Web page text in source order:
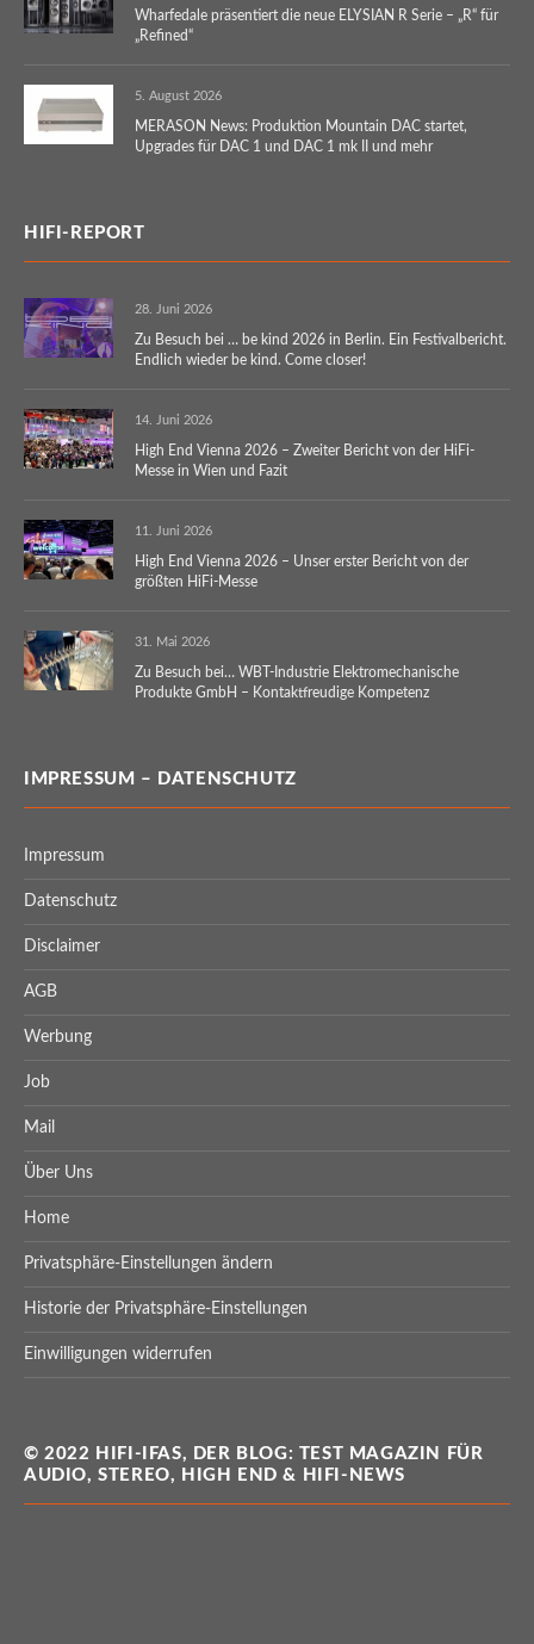
Wharfedale präsentiert die neue ELYSIAN R Serie – „R“ für
„Refined“
5. August 2026
MERASON News: Produktion Mountain DAC startet,
Upgrades für DAC 1 und DAC 1 mk II und mehr
HIFI-REPORT
28. Juni 2026
Zu Besuch bei … be kind 2026 in Berlin. Ein Festivalbericht.
Endlich wieder be kind. Come closer!
14. Juni 2026
High End Vienna 2026 – Zweiter Bericht von der HiFi-
Messe in Wien und Fazit
11. Juni 2026
High End Vienna 2026 – Unser erster Bericht von der
größten HiFi-Messe
31. Mai 2026
Zu Besuch bei… WBT-Industrie Elektromechanische
Produkte GmbH – Kontaktfreudige Kompetenz
IMPRESSUM – DATENSCHUTZ
Impressum
Datenschutz
Disclaimer
AGB
Werbung
Job
Mail
Über Uns
Home
Privatsphäre-Einstellungen ändern
Historie der Privatsphäre-Einstellungen
Einwilligungen widerrufen
© 2022 HIFI-IFAS, DER BLOG: TEST MAGAZIN FÜR
AUDIO, STEREO, HIGH END & HIFI-NEWS